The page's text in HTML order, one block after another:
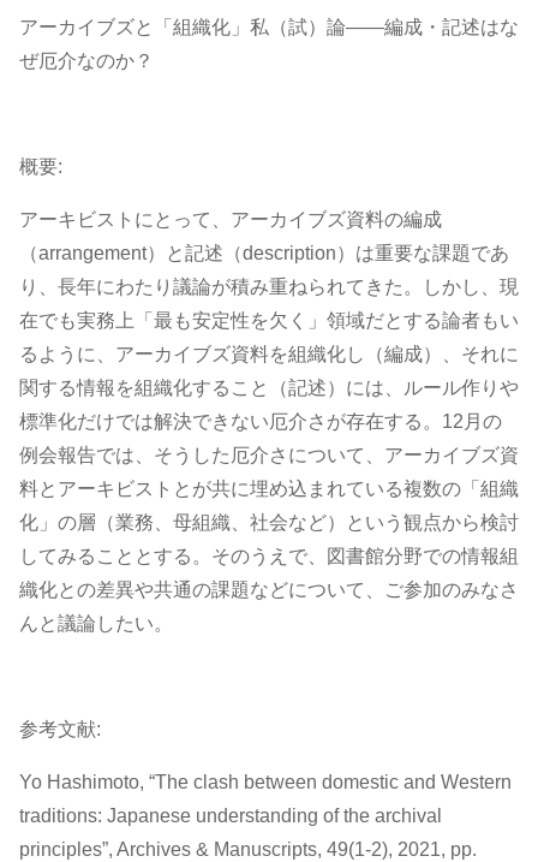
アーカイブズと「組織化」私（試）論――編成・記述はな
ぜ厄介なのか？
概要:
アーキビストにとって、アーカイブズ資料の編成
（arrangement）と記述（description）は重要な課題であ
り、長年にわたり議論が積み重ねられてきた。しかし、現
在でも実務上「最も安定性を欠く」領域だとする論者もい
るように、アーカイブズ資料を組織化し（編成）、それに
関する情報を組織化すること（記述）には、ルール作りや
標準化だけでは解決できない厄介さが存在する。12月の
例会報告では、そうした厄介さについて、アーカイブズ資
料とアーキビストとが共に埋め込まれている複数の「組織
化」の層（業務、母組織、社会など）という観点から検討
してみることとする。そのうえで、図書館分野での情報組
織化との差異や共通の課題などについて、ご参加のみなさ
んと議論したい。
参考文献:
Yo Hashimoto, “The clash between domestic and Western
traditions: Japanese understanding of the archival
principles”, Archives & Manuscripts, 49(1-2), 2021, pp.